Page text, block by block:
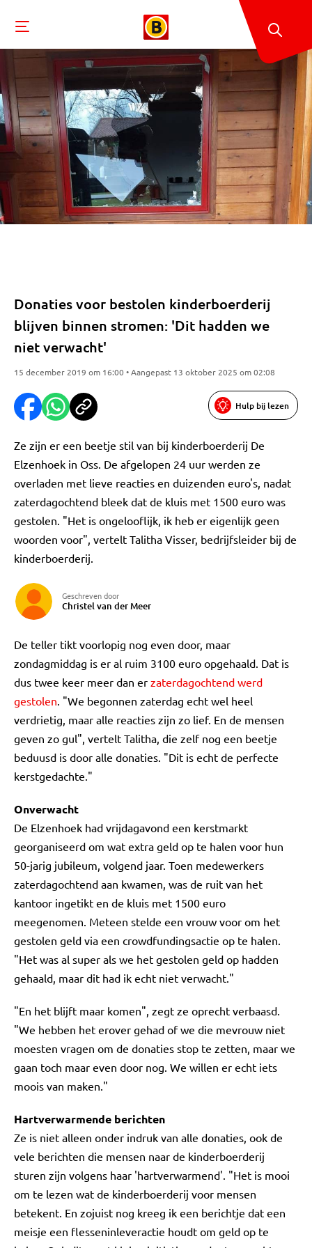
Donaties voor bestolen kinderboerderij
blijven binnen stromen: 'Dit hadden we
niet verwacht'
15 december 2019 om 16:00 • Aangepast 13 oktober 2025 om 02:08
Hulp bij lezen
Ze zijn er een beetje stil van bij kinderboerderij De
Elzenhoek in Oss. De afgelopen 24 uur werden ze
overladen met lieve reacties en duizenden euro's, nadat
zaterdagochtend bleek dat de kluis met 1500 euro was
gestolen. "Het is ongelooflijk, ik heb er eigenlijk geen
woorden voor", vertelt Talitha Visser, bedrijfsleider bij de
kinderboerderij.
Geschreven door
Christel van der Meer
De teller tikt voorlopig nog even door, maar
zondagmiddag is er al ruim 3100 euro opgehaald. Dat is
dus twee keer meer dan er zaterdagochtend werd
gestolen. "We begonnen zaterdag echt wel heel
verdrietig, maar alle reacties zijn zo lief. En de mensen
geven zo gul", vertelt Talitha, die zelf nog een beetje
beduusd is door alle donaties. "Dit is echt de perfecte
kerstgedachte."
Onverwacht
De Elzenhoek had vrijdagavond een kerstmarkt
georganiseerd om wat extra geld op te halen voor hun
50-jarig jubileum, volgend jaar. Toen medewerkers
zaterdagochtend aan kwamen, was de ruit van het
kantoor ingetikt en de kluis met 1500 euro
meegenomen. Meteen stelde een vrouw voor om het
gestolen geld via een crowdfundingsactie op te halen.
"Het was al super als we het gestolen geld op hadden
gehaald, maar dit had ik echt niet verwacht."
"En het blijft maar komen", zegt ze oprecht verbaasd.
"We hebben het erover gehad of we die mevrouw niet
moesten vragen om de donaties stop te zetten, maar we
gaan toch maar even door nog. We willen er echt iets
moois van maken."
Hartverwarmende berichten
Ze is niet alleen onder indruk van alle donaties, ook de
vele berichten die mensen naar de kinderboerderij
sturen zijn volgens haar 'hartverwarmend'. "Het is mooi
om te lezen wat de kinderboerderij voor mensen
betekent. En zojuist nog kreeg ik een berichtje dat een
meisje een flesseninleveractie houdt om geld op te